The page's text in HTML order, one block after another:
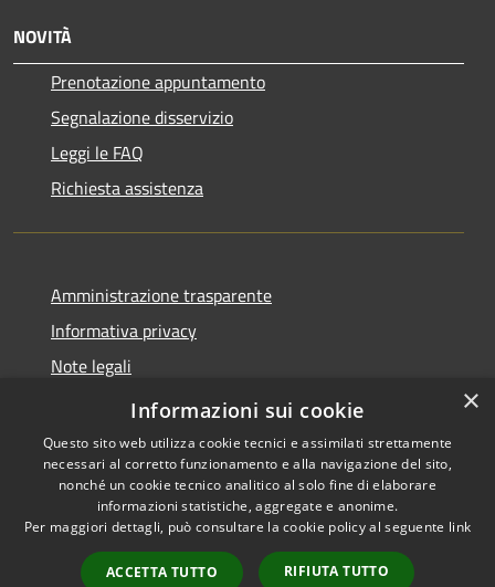
NOVITÀ
Prenotazione appuntamento
Segnalazione disservizio
Leggi le FAQ
Richiesta assistenza
Amministrazione trasparente
Informativa privacy
Note legali
Dichiarazione di accessibilità
Accessibilità
Copyright © 2026 • Comune di
Gaggiano • Powered by
Municipium•
Accesso
×
Informazioni sui cookie
Questo sito web utilizza cookie tecnici e assimilati strettamente
necessari al corretto funzionamento e alla navigazione del sito,
nonché un cookie tecnico analitico al solo fine di elaborare
informazioni statistiche, aggregate e anonime.
Per maggiori dettagli, può consultare la cookie policy al seguente link
ACCETTA TUTTO RIFIUTA TUTTO